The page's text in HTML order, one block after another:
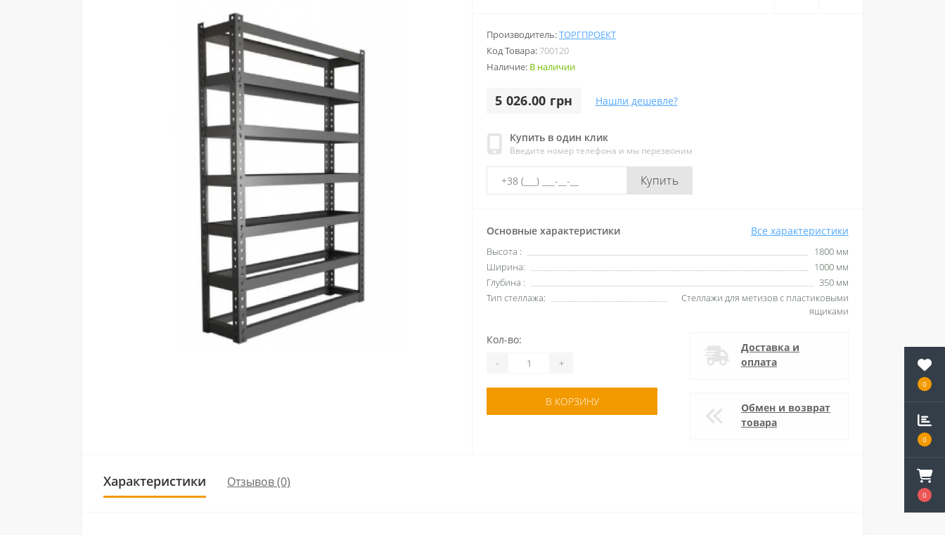
0
0
0
Производитель:ТОРГПРОЕКТ
Код Товара:700120
Наличие: В наличии
5 026.00 грн Нашли дешевле?
Купить в один клик
Введите номер телефона и мы перезвоним
Купить
Основные характеристики Все характеристики
Высота :
1800 мм
Ширина:
1000 мм
Глубина :
350 мм
Тип стеллажа:
Стеллажи для метизов с пластиковыми
ящиками
Кол-во:
- +
В КОРЗИНУ
Доставка и
оплата
Обмен и возврат
товара
Характеристики Отзывов (0)